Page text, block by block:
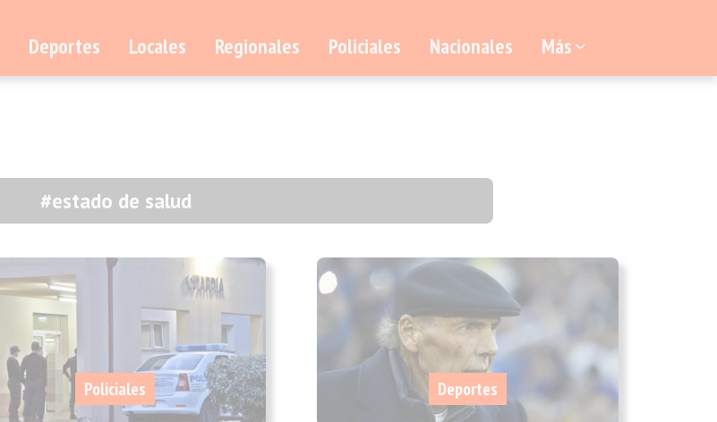
Deportes Locales Regionales Policiales Nacionales Más
#estado de salud
Policiales Deportes